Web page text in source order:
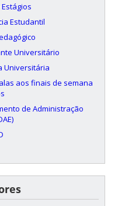
Estudantil
Universitário
Universitária
aos finais de semana
de Administração